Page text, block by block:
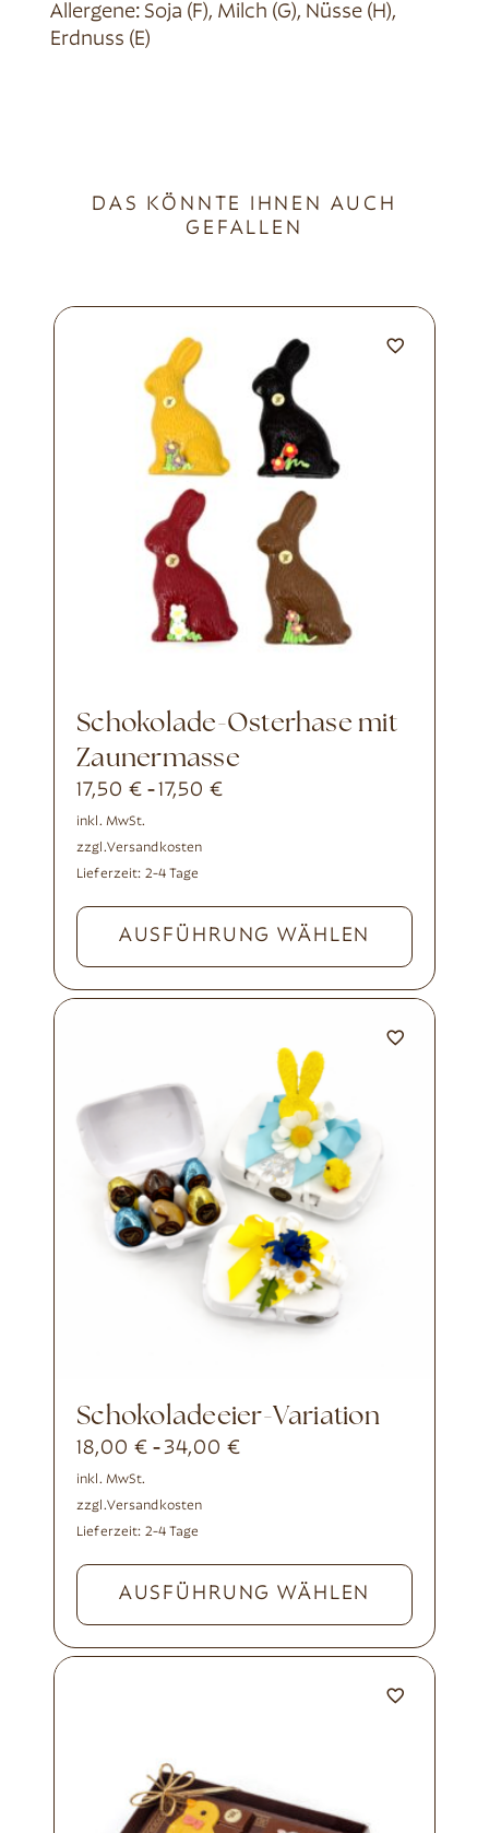
Allergene: Soja (F), Milch (G), Nüsse (H),
Erdnuss (E)
DAS KÖNNTE IHNEN AUCH
GEFALLEN
Schokolade-Osterhase mit
Zaunermasse
17,50 € - 17,50€
inkl. MwSt.
zzgl.Versandkosten
Lieferzeit: 2-4 Tage
AUSFÜHRUNG WÄHLEN
Schokoladeeier-Variation
18,00 € -34,00€
inkl. MwSt.
zzgl.Versandkosten
Lieferzeit: 2-4 Tage
AUSFÜHRUNG WÄHLEN